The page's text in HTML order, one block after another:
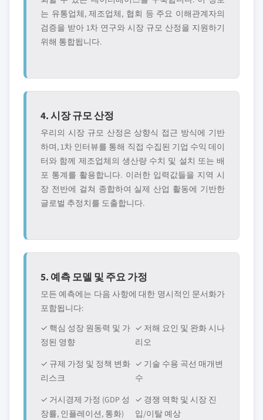
는 유통업체, 제조업체, 협회 등 주요 이해관계자의
검증을 받아 1차 연구와 시장 규모 산정을 지원하기
위해 통합됩니다.
4. 시장 규모 산정
우리의 시장 규모 산정은 상향식 접근 방식에 기반
하며, 1차 인터뷰를 통해 직접 수집된 기업 수익 데이
터와 함께 제조업체의 생산량 수치 및 설치 또는 배
포 통계를 활용합니다. 이러한 입력값들을 지역 시
장 전반에 걸쳐 종합하여 실제 산업 활동에 기반한
글로벌 추정치를 도출합니다.
5. 예측 모델 및 주요 가정
모든 예측에는 다음 사항에 대한 명시적인 문서화가
포함됩니다:
✓ 핵심 성장 원동력 및 가
정된 영향
✓ 저해 요인 및 완화 시나
리오
✓ 규제 가정 및 정책 변화
리스크
✓ 기술 수용 곡선 매개변
수
✓ 거시경제 가정 (GDP 성
장률, 인플레이션, 통화)
✓ 경쟁 역학 및 시장 진
입/이탈 예상